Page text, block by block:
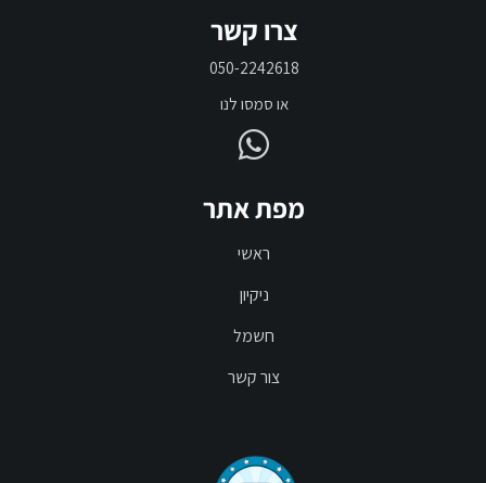
צרו קשר
050-2242618
או סמסו לנו
מפת אתר
ראשי
ניקיון
חשמל
צור קשר